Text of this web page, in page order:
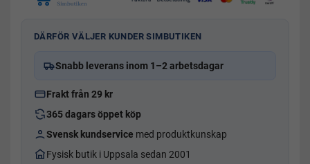
DÄRFÖR VÄLJER KUNDER SIMBUTIKEN
Snabb leverans inom 1–2 arbetsdagar
Frakt från 29 kr
365 dagars öppet köp
Svensk kundservice med produktkunskap
Fysisk butik i Uppsala sedan 2001